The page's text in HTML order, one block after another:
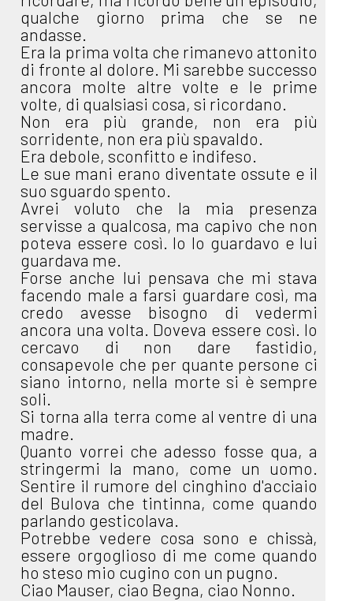
qualche giorno prima che se ne
andasse.
Era la prima volta che rimanevo attonito
di fronte al dolore. Mi sarebbe successo
ancora molte altre volte e le prime
volte, di qualsiasi cosa, si ricordano.
Non era più grande, non era più
sorridente, non era più spavaldo.
Era debole, sconfitto e indifeso.
Le sue mani erano diventate ossute e il
suo sguardo spento.
Avrei voluto che la mia presenza
servisse a qualcosa, ma capivo che non
poteva essere così. Io lo guardavo e lui
guardava me.
Forse anche lui pensava che mi stava
facendo male a farsi guardare così, ma
credo avesse bisogno di vedermi
ancora una volta. Doveva essere così. Io
cercavo di non dare fastidio,
consapevole che per quante persone ci
siano intorno, nella morte si è sempre
soli.
Si torna alla terra come al ventre di una
madre.
Quanto vorrei che adesso fosse qua, a
stringermi la mano, come un uomo.
Sentire il rumore del cinghino d'acciaio
del Bulova che tintinna, come quando
parlando gesticolava.
Potrebbe vedere cosa sono e chissà,
essere orgoglioso di me come quando
ho steso mio cugino con un pugno.
Ciao Mauser, ciao Begna, ciao Nonno.